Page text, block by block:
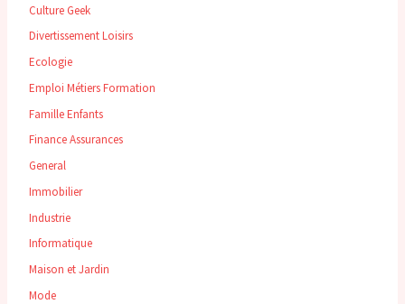
Culture Geek
Divertissement Loisirs
Ecologie
Emploi Métiers Formation
Famille Enfants
Finance Assurances
General
Immobilier
Industrie
Informatique
Maison et Jardin
Mode